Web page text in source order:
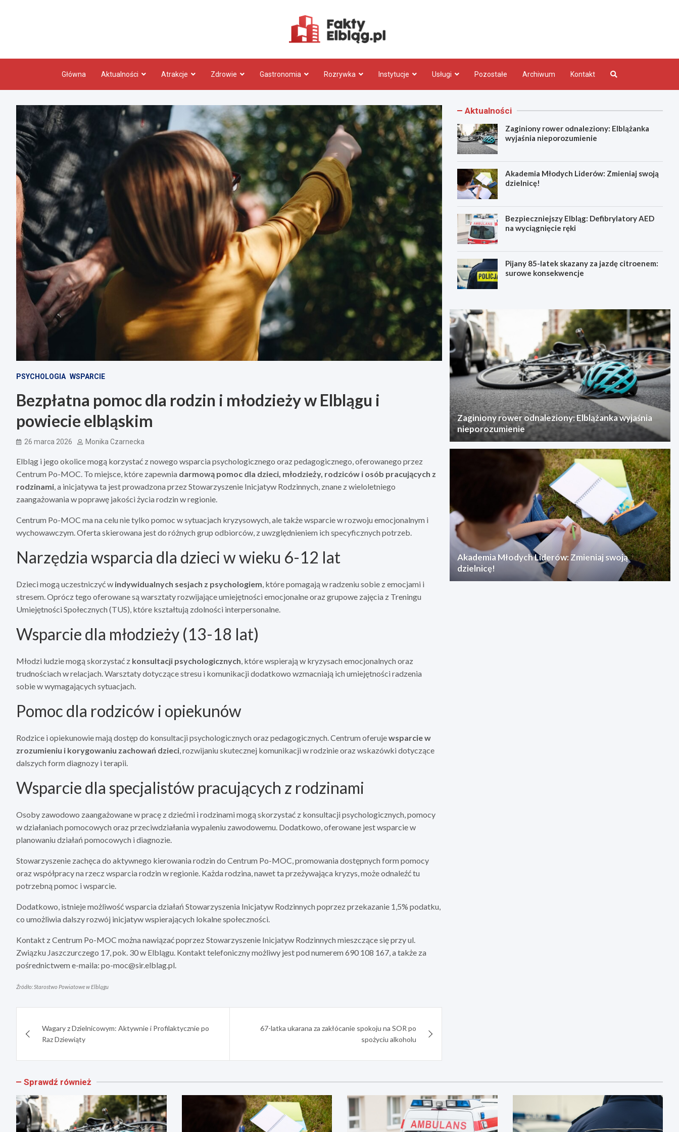
Główna Aktualności Atrakcje Zdrowie Gastronomia Rozrywka Instytucje Usługi Pozostałe Archiwum Kontakt
PSYCHOLOGIA WSPARCIE
Bezpłatna pomoc dla rodzin i młodzieży w Elblągu i
powiecie elbląskim
26 marca 2026 Monika Czarnecka
Elbląg i jego okolice mogą korzystać z nowego wsparcia psychologicznego oraz pedagogicznego, oferowanego przez
Centrum Po-MOC. To miejsce, które zapewnia darmową pomoc dla dzieci, młodzieży, rodziców i osób pracujących z
rodzinami, a inicjatywa ta jest prowadzona przez Stowarzyszenie Inicjatyw Rodzinnych, znane z wieloletniego
zaangażowania w poprawę jakości życia rodzin w regionie.
Centrum Po-MOC ma na celu nie tylko pomoc w sytuacjach kryzysowych, ale także wsparcie w rozwoju emocjonalnym i
wychowawczym. Oferta skierowana jest do różnych grup odbiorców, z uwzględnieniem ich specyficznych potrzeb.
Narzędzia wsparcia dla dzieci w wieku 6-12 lat
Dzieci mogą uczestniczyć w indywidualnych sesjach z psychologiem, które pomagają w radzeniu sobie z emocjami i
stresem. Oprócz tego oferowane są warsztaty rozwijające umiejętności emocjonalne oraz grupowe zajęcia z Treningu
Umiejętności Społecznych (TUS), które kształtują zdolności interpersonalne.
Wsparcie dla młodzieży (13-18 lat)
Młodzi ludzie mogą skorzystać z konsultacji psychologicznych, które wspierają w kryzysach emocjonalnych oraz
trudnościach w relacjach. Warsztaty dotyczące stresu i komunikacji dodatkowo wzmacniają ich umiejętności radzenia
sobie w wymagających sytuacjach.
Pomoc dla rodziców i opiekunów
Rodzice i opiekunowie mają dostęp do konsultacji psychologicznych oraz pedagogicznych. Centrum oferujewsparcie w
zrozumieniu i korygowaniu zachowań dzieci, rozwijaniu skutecznej komunikacji w rodzinie oraz wskazówki dotyczące
dalszych form diagnozy i terapii.
Wsparcie dla specjalistów pracujących z rodzinami
Osoby zawodowo zaangażowane w pracę z dziećmi i rodzinami mogą skorzystać z konsultacji psychologicznych, pomocy
w działaniach pomocowych oraz przeciwdziałania wypaleniu zawodowemu. Dodatkowo, oferowane jest wsparcie w
planowaniu działań pomocowych i diagnozie.
Stowarzyszenie zachęca do aktywnego kierowania rodzin do Centrum Po-MOC, promowania dostępnych form pomocy
oraz współpracy na rzecz wsparcia rodzin w regionie. Każda rodzina, nawet ta przeżywająca kryzys, może odnaleźć tu
potrzebną pomoc i wsparcie.
Dodatkowo, istnieje możliwość wsparcia działań Stowarzyszenia Inicjatyw Rodzinnych poprzez przekazanie 1,5% podatku,
co umożliwia dalszy rozwój inicjatyw wspierających lokalne społeczności.
Kontakt z Centrum Po-MOC można nawiązać poprzez Stowarzyszenie Inicjatyw Rodzinnych mieszczące się przy ul.
Związku Jaszczurczego 17, pok. 30 w Elblągu. Kontakt telefoniczny możliwy jest pod numerem 690 108 167, a także za
pośrednictwem e-maila: po-moc@sir.elblag.pl.
Źródło: Starostwo Powiatowe w Elblągu
wpisuWagary z Dzielnicowym: Aktywnie i Profilaktycznie po
Raz Dziewiąty
67-latka ukarana za zakłócanie spokoju na SOR po
spożyciu alkoholu
Aktualności
Zaginiony rower odnaleziony: Elblążanka
wyjaśnia nieporozumienie
Akademia Młodych Liderów: Zmieniaj swoją
dzielnicę!
Bezpieczniejszy Elbląg: Defibrylatory AED
na wyciągnięcie ręki
Pijany 85-latek skazany za jazdę citroenem:
surowe konsekwencje
Zaginiony rower odnaleziony: Elblążanka wyjaśnia
nieporozumienie
Akademia Młodych Liderów: Zmieniaj swoją
dzielnicę!
Sprawdź również